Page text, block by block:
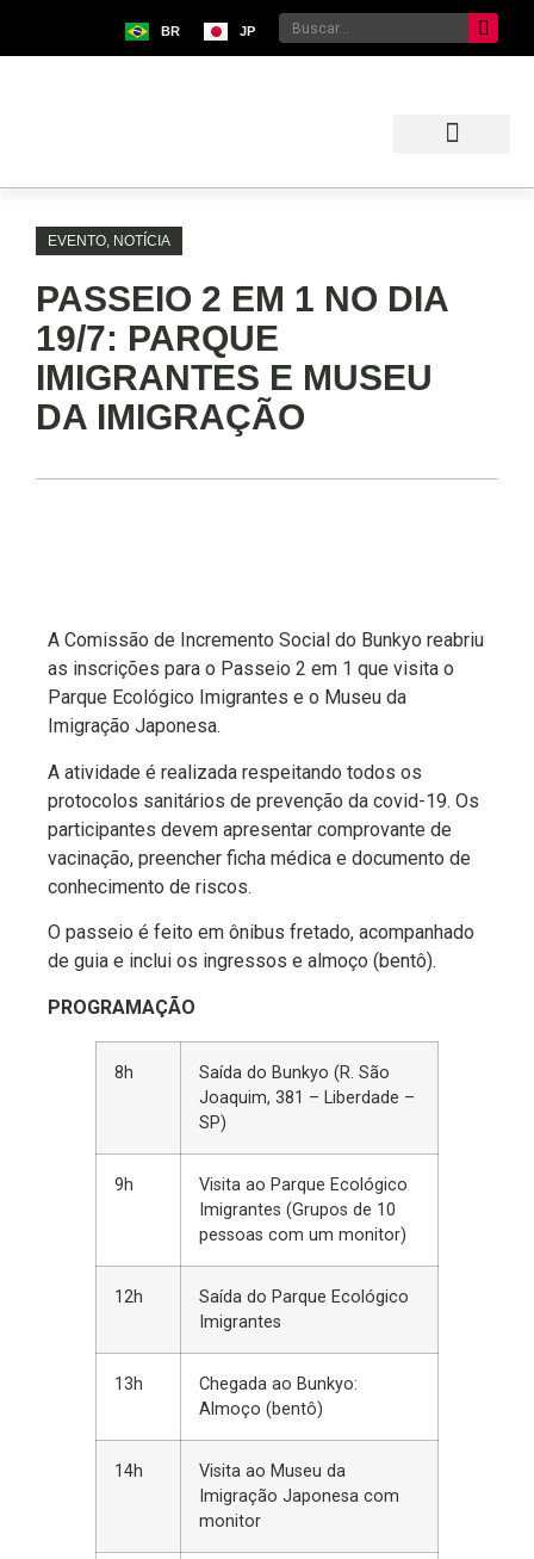
BR JP
EVENTO, NOTÍCIA
PASSEIO 2 EM 1 NO DIA
19/7: PARQUE
IMIGRANTES E MUSEU
DA IMIGRAÇÃO
A Comissão de Incremento Social do Bunkyo reabriu
as inscrições para o Passeio 2 em 1 que visita o
Parque Ecológico Imigrantes e o Museu da
Imigração Japonesa.
A atividade é realizada respeitando todos os
protocolos sanitários de prevenção da covid-19. Os
participantes devem apresentar comprovante de
vacinação, preencher ficha médica e documento de
conhecimento de riscos.
O passeio é feito em ônibus fretado, acompanhado
de guia e inclui os ingressos e almoço (bentô).
PROGRAMAÇÃO
8h
Saída do Bunkyo (R. São
Joaquim, 381 – Liberdade –
SP)
9h
Visita ao Parque Ecológico
Imigrantes (Grupos de 10
pessoas com um monitor)
12h
Saída do Parque Ecológico
Imigrantes
13h
Chegada ao Bunkyo:
Almoço (bentô)
14h
Visita ao Museu da
Imigração Japonesa com
monitor